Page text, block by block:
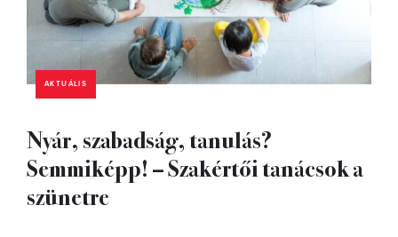
AKTUÁLIS
Nyár, szabadság, tanulás?
Semmiképp! – Szakértői tanácsok a
szünetre